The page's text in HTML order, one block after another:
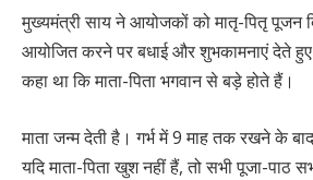
मुख्यमंत्री साय ने आयोजकों को मातृ-पितृ पूजन
आयोजित करने पर बधाई और शुभकामनाएं देते
कहा था कि माता-पिता भगवान से बड़े होते हैं।
माता जन्म देती है। गर्भ में 9 माह तक रखने के
यदि माता-पिता खुश नहीं हैं, तो सभी पूजा-पाठ